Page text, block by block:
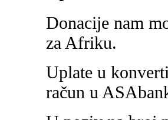
Donacije nam
za Afriku.
Uplate u
račun u